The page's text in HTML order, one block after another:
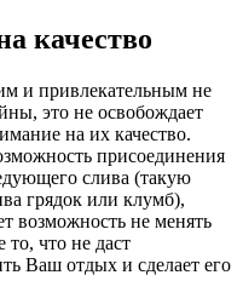
качество
и привлекательным не
это не освобождает
на их качество.
присоединения
слива (такую
грядок или клумб),
возможность не менять
что не даст
Ваш отдых и сделает его